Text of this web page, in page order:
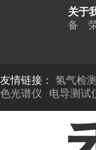
关于
备
友情链接： 氢气检
色光谱仪
电导测试